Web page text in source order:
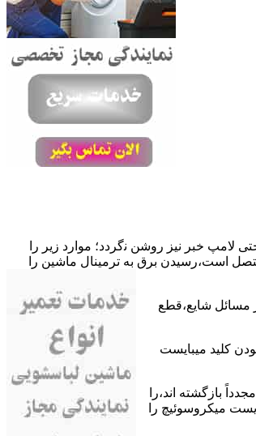
ﻻﻣﭗ ﺧﺒﺮ ﻧﯿﺰ روﺷﻦ ﻧگردد؛ موارد زیر را
دوﺷﺎﺧﻪ ﺑﻪ ﭘﺮﯾﺰ ﻣﺘﺼﻞ اﺳﺖ،رﺳﯿﺪن ﺑﺮق ﺑﻪ ﺗﺮﻣﯿﻨﺎل ﻣﺎﺷﯿﻦ را
مسائل شایع،ﻗﻄﻊ
ﮐﻠﯿﺪ میبایست
بازگشته اند،را
ﻣﯿﮑﺮوﺳﻮﺋﯿﭻ را